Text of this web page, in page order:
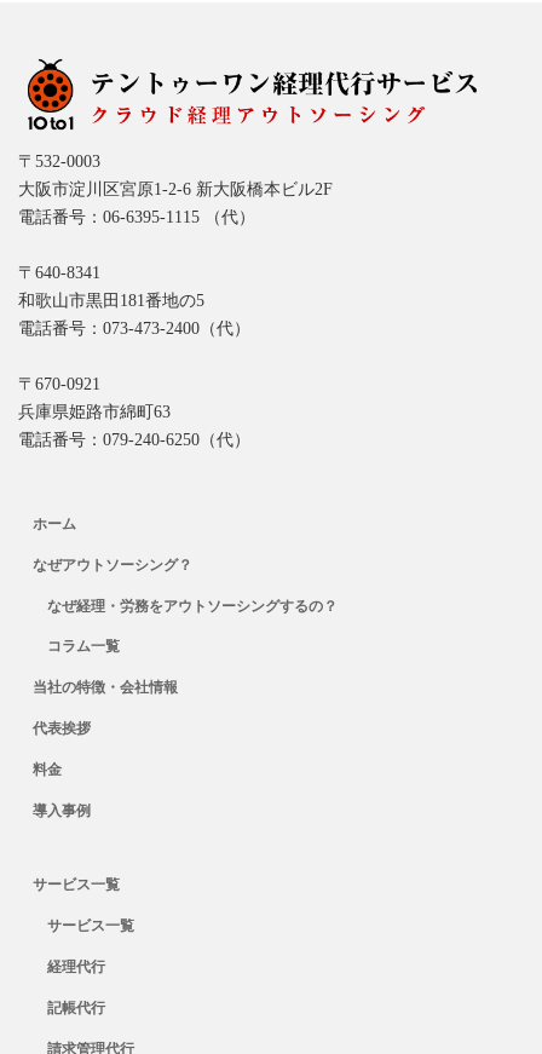
〒532-0003
大阪市淀川区宮原1-2-6 新大阪橋本ビル2F
電話番号：06-6395-1115 （代）
〒640-8341
和歌山市黒田181番地の5
電話番号：073-473-2400（代）
〒670-0921
兵庫県姫路市綿町63
電話番号：079-240-6250（代）
ホーム
なぜアウトソーシング？
なぜ経理・労務をアウトソーシングするの？
コラム一覧
当社の特徴・会社情報
代表挨拶
料金
導入事例
サービス一覧
サービス一覧
経理代行
記帳代行
請求管理代行